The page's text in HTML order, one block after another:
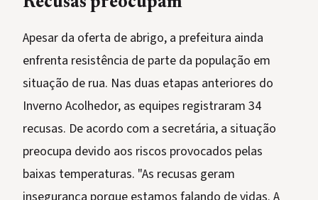
Apesar da oferta de abrigo, a prefeitura ainda
enfrenta resistência de parte da população em
situação de rua. Nas duas etapas anteriores do
Inverno Acolhedor, as equipes registraram 34
recusas. De acordo com a secretária, a situação
preocupa devido aos riscos provocados pelas
baixas temperaturas. "As recusas geram